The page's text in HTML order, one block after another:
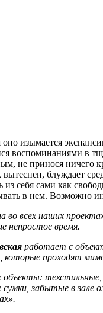
оно изымается
воспоминаниями в
не принося ничего
вытеснен, блуждает
себя сами как
в нем. Возможно
во всех наших
непростое время.
работает с
которые проходят
текстильные,
забытые в